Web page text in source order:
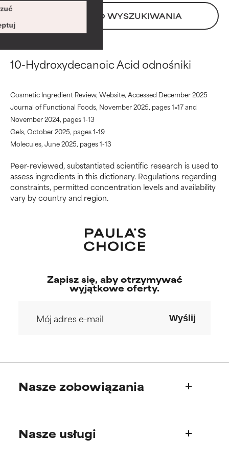
POWRÓT DO WYSZUKIWANIA
10-Hydroxydecanoic Acid odnośniki
Cosmetic Ingredient Review, Website, Accessed December 2025
Journal of Functional Foods, November 2025, pages 1=17 and
November 2024, pages 1-13
Gels, October 2025, pages 1-19
Molecules, June 2025, pages 1-13
Peer-reviewed, substantiated scientific research is used to
assess ingredients in this dictionary. Regulations regarding
constraints, permitted concentration levels and availability
vary by country and region.
Istnieje prawdopodobieństwo
podrażnienia. Ryzyko wzrasta w
połączeniu z innymi
problematycznymi składnikami.
WORST
podrażnienie, stan zapalny,
suchość itp. Może przynosić
korzyści w niektórych
aspektach, ale ogólnie
udowodniono, że wyrządza
więcej szkody niż pożytku.
BRAK OCENY
Nie oceniliśmy jeszcze tego
składnika, ponieważ nie
Istnieje prawdopodobieństwo
podrażnienia. Ryzyko wzrasta w
połączeniu z innymi
problematycznymi składnikami.
WORST
podrażnienie, stan zapalny,
suchość itp. Może przynosić
korzyści w niektórych
aspektach, ale ogólnie
udowodniono, że wyrządza
więcej szkody niż pożytku.
BRAK OCENY
Nie oceniliśmy jeszcze tego
składnika, ponieważ nie
Zapisz się, aby otrzymywać
wyjątkowe oferty.
Wyślij
Nasze zobowiązania
Nasza historia
Nasze usługi